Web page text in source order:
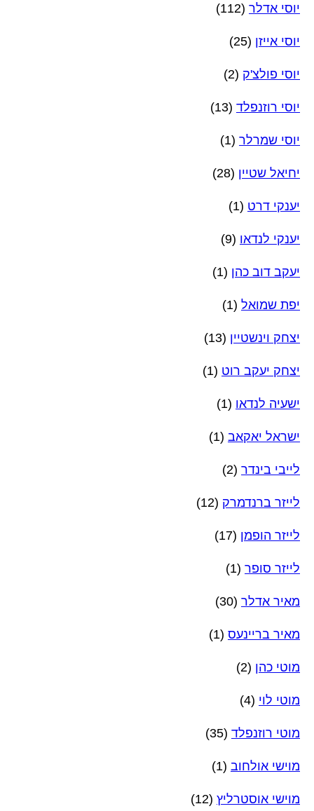
יוסי אדלר (112)
יוסי אייזן (25)
יוסי פולצ'ק (2)
יוסי רוזנפלד (13)
יוסי שמרלר (1)
יחיאל שטיין (28)
יענקי דרט (1)
יענקי לנדאו (9)
יעקב דוב כהן (1)
יפת שמואל (1)
יצחק וינשטיין (13)
יצחק יעקב רוט (1)
ישעיה לנדאו (1)
ישראל יאקאב (1)
לייבי בינדר (2)
לייזר ברנדמרק (12)
לייזר הופמן (17)
לייזר סופר (1)
מאיר אדלר (30)
מאיר בריינעס (1)
מוטי כהן (2)
מוטי לוי (4)
מוטי רוזנפלד (35)
מוישי אולחוב (1)
מוישי אוסטרליץ (12)